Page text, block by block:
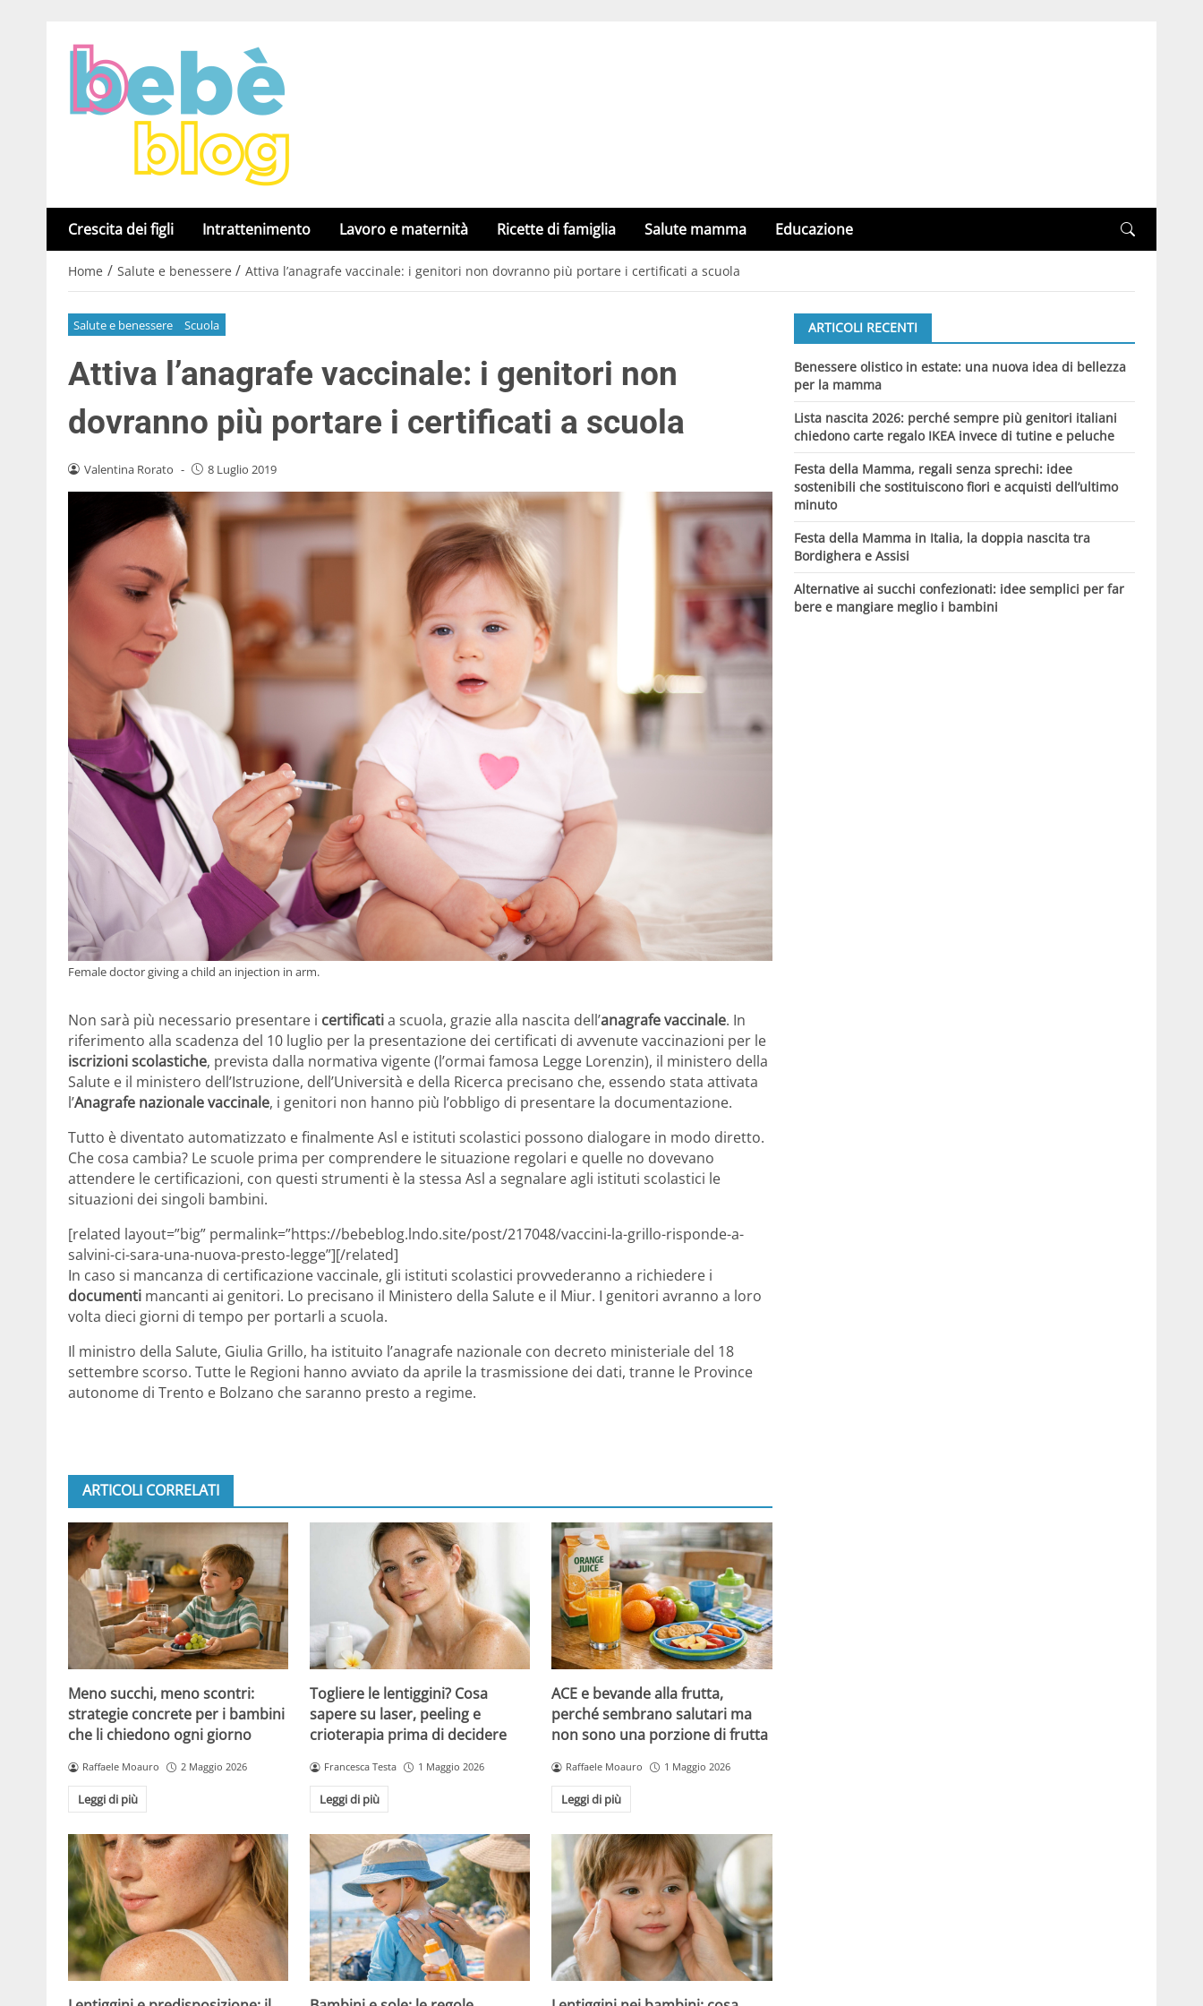
Crescita dei figli Intrattenimento Lavoro e maternità Ricette di famiglia Salute mamma Educazione
Home / Salute e benessere / Attiva l’anagrafe vaccinale: i genitori non dovranno più portare i certificati a scuola
Salute e benessere Scuola
Attiva l’anagrafe vaccinale: i genitori non
dovranno più portare i certificati a scuola
Valentina Rorato - 8 Luglio 2019
Female doctor giving a child an injection in arm.
Non sarà più necessario presentare i certificatia scuola, grazie alla nascita dell’anagrafe vaccinale. In
riferimento alla scadenza del 10 luglio per la presentazione dei certificati di avvenute vaccinazioni per le
iscrizioni scolastiche, prevista dalla normativa vigente (l’ormai famosa Legge Lorenzin), il ministero della
Salute e il ministero dell’Istruzione, dell’Università e della Ricerca precisano che, essendo stata attivata
l’Anagrafe nazionale vaccinale, i genitori non hanno più l’obbligo di presentare la documentazione.
Tutto è diventato automatizzato e finalmente Asl e istituti scolastici possono dialogare in modo diretto.
Che cosa cambia? Le scuole prima per comprendere le situazione regolari e quelle no dovevano
attendere le certificazioni, con questi strumenti è la stessa Asl a segnalare agli istituti scolastici le
situazioni dei singoli bambini.
[related layout=”big” permalink=”https://bebeblog.lndo.site/post/217048/vaccini-la-grillo-risponde-a-
salvini-ci-sara-una-nuova-presto-legge”][/related]
In caso si mancanza di certificazione vaccinale, gli istituti scolastici provvederanno a richiedere i
documenti mancanti ai genitori. Lo precisano il Ministero della Salute e il Miur. I genitori avranno a loro
volta dieci giorni di tempo per portarli a scuola.
Il ministro della Salute, Giulia Grillo, ha istituito l’anagrafe nazionale con decreto ministeriale del 18
settembre scorso. Tutte le Regioni hanno avviato da aprile la trasmissione dei dati, tranne le Province
autonome di Trento e Bolzano che saranno presto a regime.
ARTICOLI CORRELATI
Meno succhi, meno scontri:
strategie concrete per i bambini
che li chiedono ogni giorno
Raffaele Moauro 2 Maggio 2026
Leggi di più
Togliere le lentiggini? Cosa
sapere su laser, peeling e
crioterapia prima di decidere
Francesca Testa 1 Maggio 2026
Leggi di più
ACE e bevande alla frutta,
perché sembrano salutari ma
non sono una porzione di frutta
Raffaele Moauro 1 Maggio 2026
Leggi di più
ARTICOLI RECENTI
Benessere olistico in estate: una nuova idea di bellezza
per la mamma
Lista nascita 2026: perché sempre più genitori italiani
chiedono carte regalo IKEA invece di tutine e peluche
Festa della Mamma, regali senza sprechi: idee
sostenibili che sostituiscono fiori e acquisti dell’ultimo
minuto
Festa della Mamma in Italia, la doppia nascita tra
Bordighera e Assisi
Alternative ai succhi confezionati: idee semplici per far
bere e mangiare meglio i bambini